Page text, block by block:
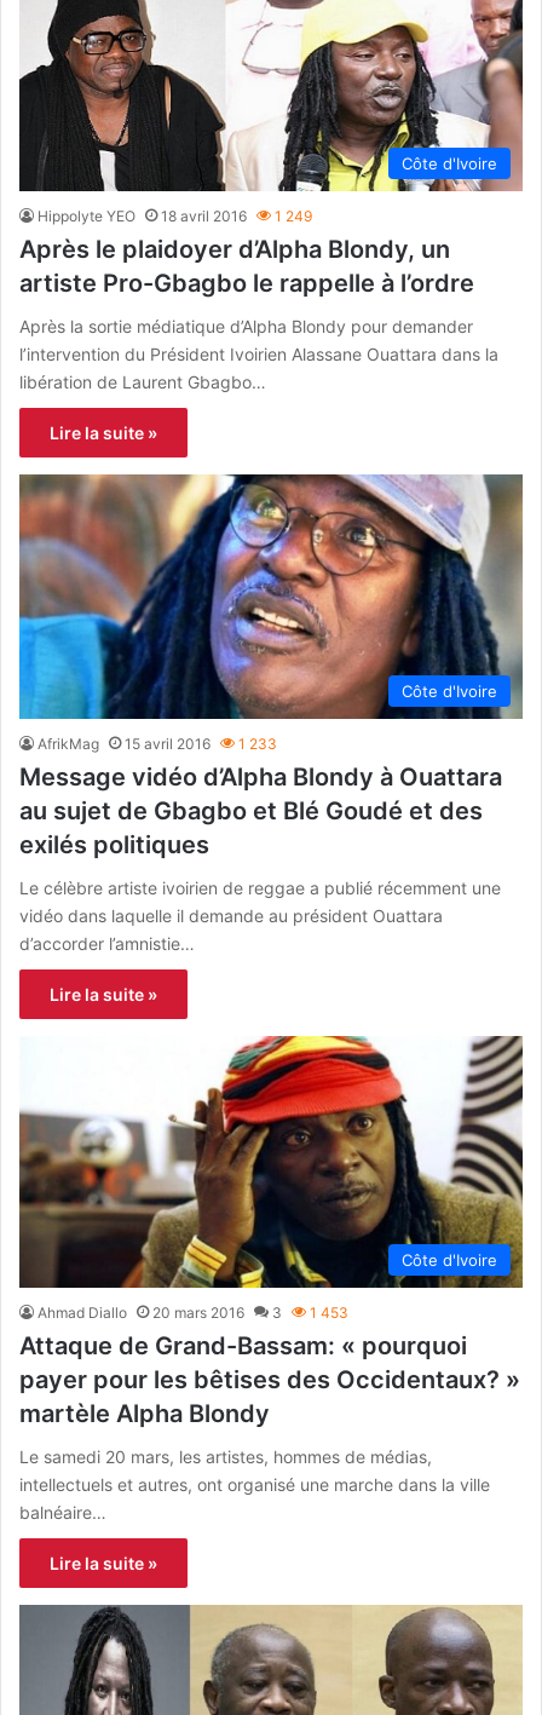
Côte d'Ivoire
Hippolyte YEO 18 avril 2016 1 249
Après le plaidoyer d’Alpha Blondy, un
artiste Pro-Gbagbo le rappelle à l’ordre
Après la sortie médiatique d’Alpha Blondy pour demander
l’intervention du Président Ivoirien Alassane Ouattara dans la
libération de Laurent Gbagbo…
Lire la suite »
Côte d'Ivoire
AfrikMag 15 avril 2016 1 233
Message vidéo d’Alpha Blondy à Ouattara
au sujet de Gbagbo et Blé Goudé et des
exilés politiques
Le célèbre artiste ivoirien de reggae a publié récemment une
vidéo dans laquelle il demande au président Ouattara
d’accorder l’amnistie…
Lire la suite »
Côte d'Ivoire
Ahmad Diallo 20 mars 2016 3 1 453
Attaque de Grand-Bassam: « pourquoi
payer pour les bêtises des Occidentaux? »
martèle Alpha Blondy
Le samedi 20 mars, les artistes, hommes de médias,
intellectuels et autres, ont organisé une marche dans la ville
balnéaire…
Lire la suite »